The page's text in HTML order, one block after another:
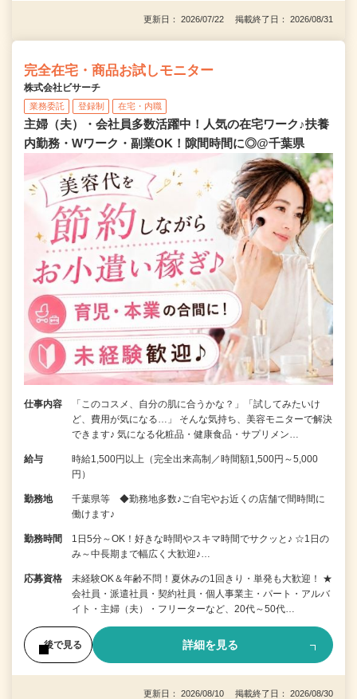
更新日： 2026/07/22 掲載終了日： 2026/08/31
完全在宅・商品お試しモニター
株式会社ビサーチ
業務委託 登録制 在宅・内職
主婦（夫）・会社員多数活躍中！人気の在宅ワーク♪扶養
内勤務・Wワーク・副業OK！隙間時間に◎@千葉県
仕事内容
「このコスメ、自分の肌に合うかな？」「試してみたいけ
ど、費用が気になる…」 そんな気持ち、美容モニターで解決
できます♪ 気になる化粧品・健康食品・サプリメン…
給与
時給1,500円以上（完全出来高制／時間額1,500円～5,000
円）
勤務地
千葉県等 ◆勤務地多数♪ご自宅やお近くの店舗で間時間に
働けます♪
勤務時間
1日5分～OK！好きな時間やスキマ時間でサクッと♪ ☆1日の
み～中長期まで幅広く大歓迎♪…
応募資格
未経験OK＆年齢不問！夏休みの1回きり・単発も大歓迎！ ★
会社員・派遣社員・契約社員・個人事業主・パート・アルバ
イト・主婦（夫）・フリーターなど、20代～50代…
後で見る 詳細を見る
更新日： 2026/08/10 掲載終了日： 2026/08/30